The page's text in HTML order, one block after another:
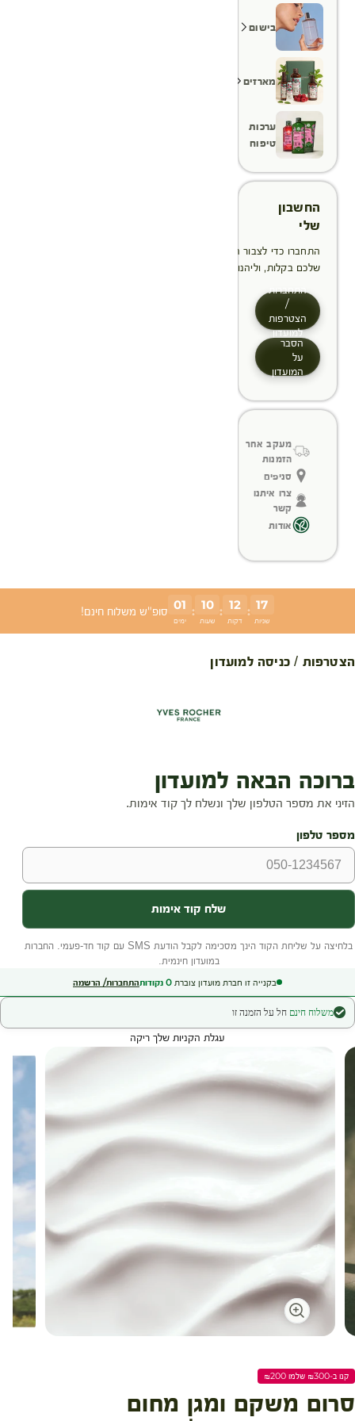
בישום
מארזים
ערכות
טיפוח
החשבון
שלי
התחברו כדי לצבור הטבות, לנהל ולעקוב אחר ההזמנות
שלכם בקלות, וליהנות מתהליך תשלום מהיר יותר
התחברות
/
הצטרפות
למועדון
הסבר
על
המועדון
מעקב אחר
הזמנות
סניפים
צרו איתנו
קשר
אודות
01
ימים
: 10
שעות
: 12
דקות
: 17
שניות
סופ"ש משלוח חינם!
הצטרפות / כניסה למועדון
בקנייה זו חברת מועדון צוברת 0 נקודותהתחברות/ הרשמה
משלוח חינם חל על הזמנה זו
עגלת הקניות שלך ריקה
קנו ב-₪300 שלמו ₪200
סרום משקם ומגן מחום